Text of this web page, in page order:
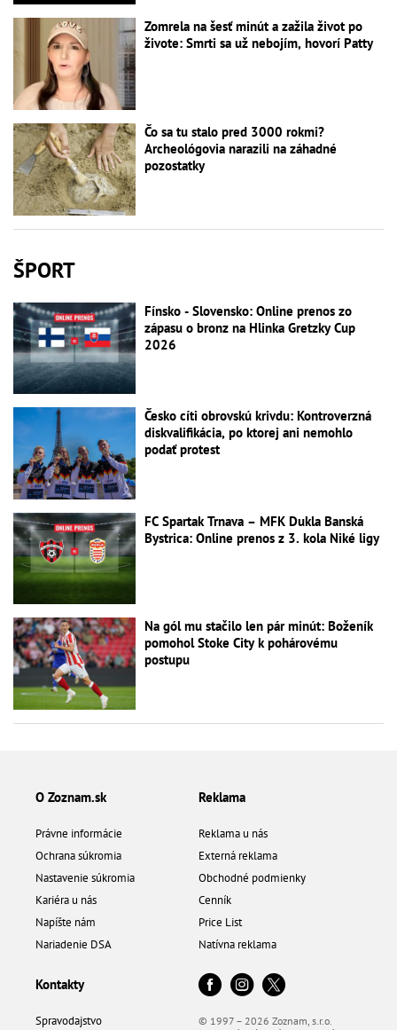
Zomrela na šesť minút a zažila život po
živote: Smrti sa už nebojím, hovorí Patty
Čo sa tu stalo pred 3000 rokmi?
Archeológovia narazili na záhadné
pozostatky
ŠPORT
Fínsko - Slovensko: Online prenos zo
zápasu o bronz na Hlinka Gretzky Cup
2026
Česko cíti obrovskú krivdu: Kontroverzná
diskvalifikácia, po ktorej ani nemohlo
podať protest
FC Spartak Trnava – MFK Dukla Banská
Bystrica: Online prenos z 3. kola Niké ligy
Na gól mu stačilo len pár minút: Boženík
pomohol Stoke City k pohárovému
postupu
O Zoznam.sk
Právne informácie
Ochrana súkromia
Nastavenie súkromia
Kariéra u nás
Napíšte nám
Nariadenie DSA
Reklama
Reklama u nás
Externá reklama
Obchodné podmienky
Cenník
Price List
Natívna reklama
Kontakty
Spravodajstvo © 1997 – 2026 Zoznam, s.r.o.